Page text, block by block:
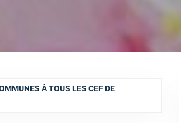
À TOUS LES CEF DE